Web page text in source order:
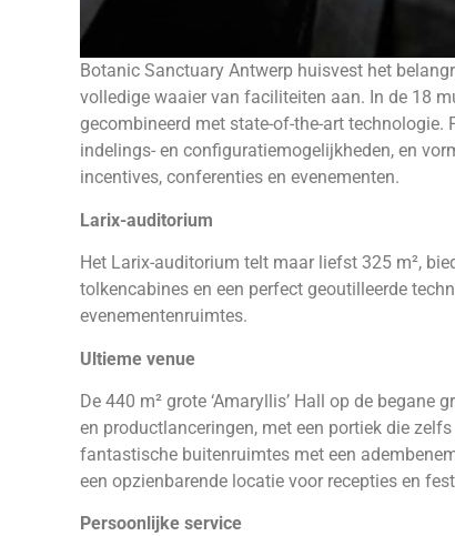
Botanic Sanctuary Antwerp huisvest het
volledige waaier van faciliteiten aan. In de 18
gecombineerd met state-of-the-art technologie.
indelings- en configuratiemogelijkheden, en
incentives, conferenties en evenementen.
Larix-auditorium
Het Larix-auditorium telt maar liefst 325 m²,
tolkencabines en een perfect geoutilleerde
evenementenruimtes.
Ultieme venue
De 440 m² grote ‘Amaryllis’ Hall op de
en productlanceringen, met een portiek die
fantastische buitenruimtes met een
een opzienbarende locatie voor recepties en
Persoonlijke service